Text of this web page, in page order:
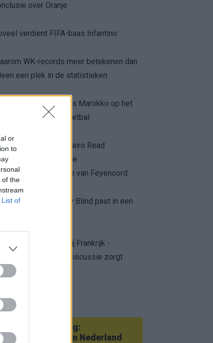
or
to
of the
List of
over Oranje
verdient FIFA-baas Infantino
WK-records meer betekenen dan
een plek in de statistieken
de Schilderswijk is Marokko op het
meer dan alleen voetbal
bod op Givairo Read
de stevige
van Feyenoord
terugkeer van Daley Blind past in een
de arbitrage bij Frankrijk -
voor zoveel discussie zorgt
Götze tot Sterling:
in Nederland